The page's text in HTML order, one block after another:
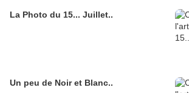
La Photo du 15... Juillet..
Un peu de Noir et Blanc..